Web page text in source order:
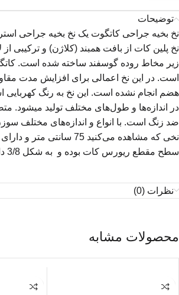
توضیحات
نخ بخیه جراحی کاتگوت یک نخ بخیه جراحی
نخ پلین کات از بافت همبند (کلاژن) و ترکیبی از
زیر مخاط روده گوسفند ساخته شده است.
است. در این نخ اعمالی برای افزایش مدت
هضم انجام نشده است. این نخ به رنگ کهربایی
در اندازه‌ها و طول‌های مختلف تولید میشود.
ضد زنگ است. با انواع و اندازه‌های مختلف
سطح مقطع ریورس کات بوده و به شکل 3/8 دایره می‌باشد.
نظرات (0)
محصولات مشابه